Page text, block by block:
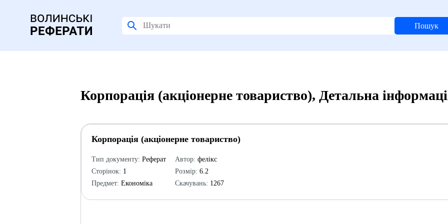
Пошук
Корпорація (акціонерне товариство), Детальна
Корпорація (акціонерне товариство)
Тип документу: Реферат
Сторінок: 1
Предмет: Економіка
Автор: фелікс
Розмір: 6.2
Скачувань: 1267